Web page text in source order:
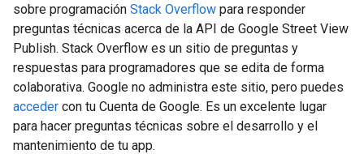
sobre programación Stack Overflow para responder
preguntas técnicas acerca de la API de Google Street View
Publish. Stack Overflow es un sitio de preguntas y
respuestas para programadores que se edita de forma
colaborativa. Google no administra este sitio, pero puedes
acceder con tu Cuenta de Google. Es un excelente lugar
para hacer preguntas técnicas sobre el desarrollo y el
mantenimiento de tu app.